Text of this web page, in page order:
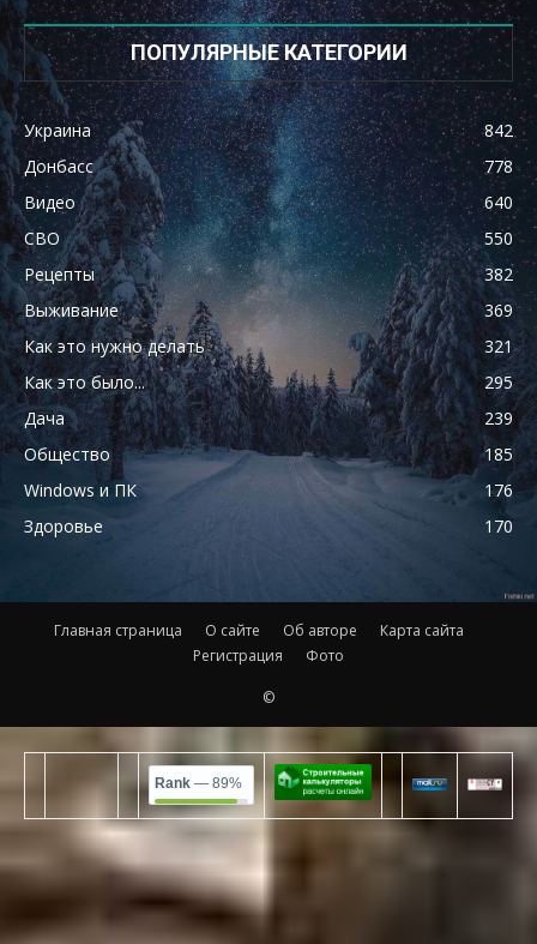
ПОПУЛЯРНЫЕ КАТЕГОРИИ
Украина
842
Донбасс
778
Видео
640
СВО
550
Рецепты
382
Выживание
369
Как это нужно делать
321
Как это было...
295
Дача
239
Общество
185
Windows и ПК
176
Здоровье
170
Главная страница О сайте Об авторе
Карта сайта
Регистрация
Фото
©
Rank — 89%